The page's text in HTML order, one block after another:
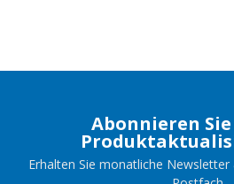
Abonnieren Sie
Erhalten Sie monatliche